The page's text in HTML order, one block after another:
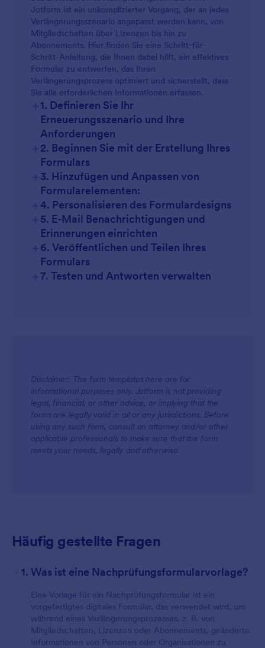
Jotform ist ein unkomplizierter Vorgang, der an jedes
Verlängerungsszenario angepasst werden kann, von
Mitgliedschaften über Lizenzen bis hin zu
Abonnements. Hier finden Sie eine Schritt-für-
Schritt-Anleitung, die Ihnen dabei hilft, ein effektives
Formular zu entwerfen, das Ihren
Verlängerungsprozess optimiert und sicherstellt, dass
Sie alle erforderlichen Informationen erfassen.
+1. Definieren Sie Ihr
Erneuerungsszenario und Ihre
Anforderungen
+2. Beginnen Sie mit der Erstellung Ihres
Formulars
+3. Hinzufügen und Anpassen von
Formularelementen:
+4. Personalisieren des Formulardesigns
+5. E-Mail Benachrichtigungen und
Erinnerungen einrichten
+6. Veröffentlichen und Teilen Ihres
Formulars
+7. Testen und Antworten verwalten
Disclaimer: The form templates here are for
informational purposes only. Jotform is not providing
legal, financial, or other advice, or implying that the
forms are legally valid in all or any jurisdictions. Before
using any such form, consult an attorney and/or other
applicable professionals to make sure that the form
meets your needs, legally and otherwise.
Häufig gestellte Fragen
- 1. Was ist eine Nachprüfungsformularvorlage?
Eine Vorlage für ein Nachprüfungsformular ist ein
vorgefertigtes digitales Formular, das verwendet wird, um
während eines Verlängerungsprozesses, z. B. von
Mitgliedschaften, Lizenzen oder Abonnements, geänderte
Informationen von Personen oder Organisationen zu